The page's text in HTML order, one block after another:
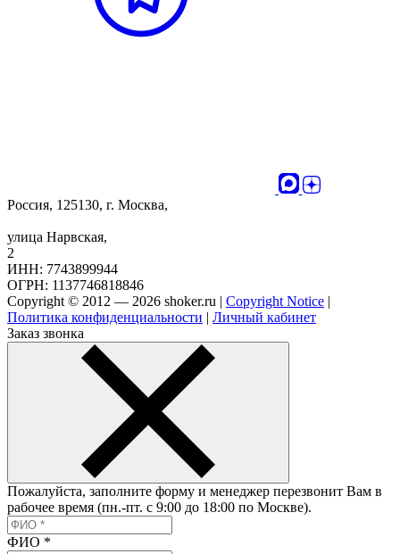
Россия, 125130, г. Москва,
улица Нарвская,
2
ИНН: 7743899944
ОГРН: 1137746818846
Copyright © 2012 — 2026 shoker.ru | Copyright Notice |
Политика конфиденциальности | Личный кабинет
Заказ звонка
Пожалуйста, заполните форму и менеджер перезвонит Вам в
рабочее время (пн.-пт. с 9:00 до 18:00 по Москве).
ФИО *